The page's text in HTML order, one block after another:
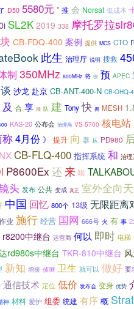
D50 5580元 ” 推 会 Norsat 低成本
SL2K 2019 338 摩托罗拉
CB-FDQ-400 案例 提供 MCS CTO
此生 治理厅 说明 搜救
制 350MHz 800MHz 将 徐 预 APEC
沙龙 赴京 CB-ANT-400-N CB-OHQ-
及 合 享 须 队 建 Tony 快 拥 MESH
KAS-20 公布会 治理局 VS-5700 核电站
4月份 》 提升 向 器 从 PD980
CB-FLQ-400 指挥系统 和 治
P8600Ex 还来 啦
头 发布 公共 变成 真正 室外全向
中国 回忆 800个 13级 无限距离
业 施行 经营 国网 666号 火 有 事
r8200中继台 运营商 何以 即时 电梯
rd980s中继台 TKR-810中继台
新知 增援 侦测 卫生 就可以 做好 要
通信技术 定位 低价 发布会 变身 优势
神 材料 爱护 组委 统建 有序 概